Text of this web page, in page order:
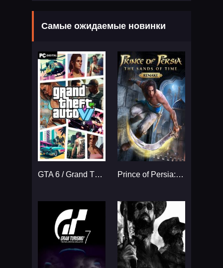
Самые ожидаемые новинки
GTA 6 / Grand Theft Auto VI Prince of Persia: The Sands